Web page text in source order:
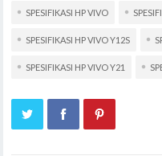
SPESIFIKASI HP VIVO
SPESIFIKASI HP VIVO Y12S
SPESIFIKASI HP VIVO Y21